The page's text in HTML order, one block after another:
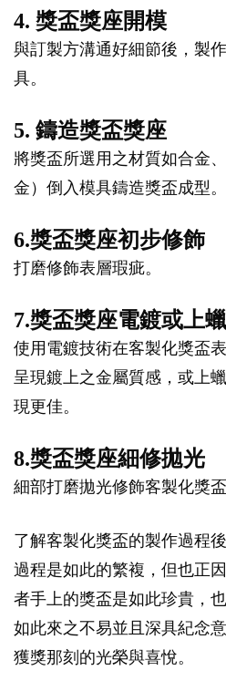
4. 獎盃獎座開模
與訂製方溝通好細節後，製
具。
5. 鑄造獎盃獎座
將獎盃所選用之材質如合金
金）倒入模具鑄造獎盃成型。
6.獎盃獎座初步修飾
打磨修飾表層瑕疵。
7.獎盃獎座電鍍或上蠟
使用電鍍技術在客製化獎盃
呈現鍍上之金屬質感，或上
現更佳。
8.獎盃獎座細修拋光
細部打磨拋光修飾客製化獎
了解客製化獎盃的製作過程
過程是如此的繁複，但也正
者手上的獎盃是如此珍貴，
如此來之不易並且深具紀念
獲獎那刻的光榮與喜悅。